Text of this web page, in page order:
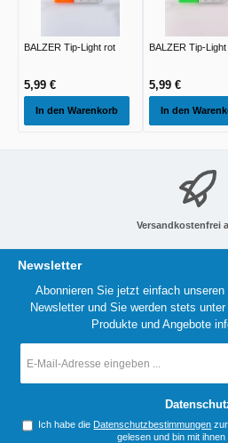
BALZER Tip-Light rot
5,99 €
In den Warenkorb
BALZER Tip-
5,99 €
In den
Versandkostenfrei
Newsletter
Abonnieren Sie jetzt einfach
Newsletter und Sie werden stets
Produkte und Angebote
Mail-
Ich habe die Datenschutzbestimmungen
gelesen und bin mit ihnen